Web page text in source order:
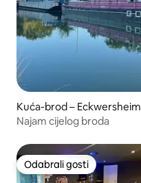
Kuća-brod – Eckwersheim
Najam cijelog broda
Odabrali gosti
Odabrali gosti